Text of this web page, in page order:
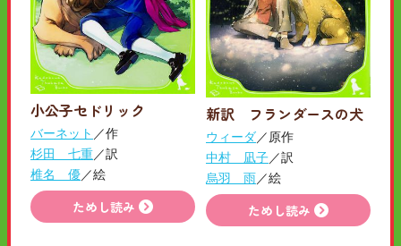
小公子セドリック
バーネット ／作
杉田 七重／訳
椎名 優／絵
ためし読み
新訳 フランダースの犬
ウィーダ／原作
中村 凪子／訳
烏羽 雨／絵
ためし読み